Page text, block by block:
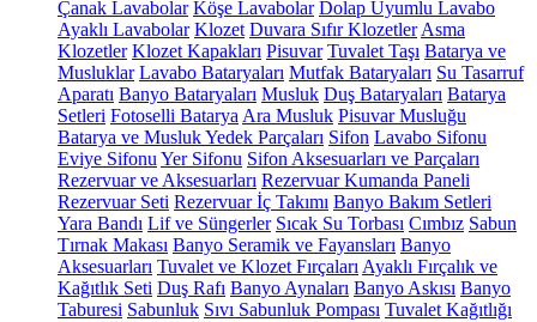
Çanak Lavabolar Köşe Lavabolar Dolap Uyumlu Lavabo
Ayaklı Lavabolar Klozet Duvara Sıfır Klozetler Asma
Klozetler Klozet Kapakları Pisuvar Tuvalet Taşı Batarya ve
Musluklar Lavabo Bataryaları Mutfak Bataryaları Su Tasarruf
Aparatı Banyo Bataryaları Musluk Duş Bataryaları Batarya
Setleri Fotoselli Batarya Ara Musluk Pisuvar Musluğu
Batarya ve Musluk Yedek Parçaları Sifon Lavabo Sifonu
Eviye Sifonu Yer Sifonu Sifon Aksesuarları ve Parçaları
Rezervuar ve Aksesuarları Rezervuar Kumanda Paneli
Rezervuar Seti Rezervuar İç Takımı Banyo Bakım Setleri
Yara Bandı Lif ve Süngerler Sıcak Su Torbası Cımbız Sabun
Tırnak Makası Banyo Seramik ve Fayansları Banyo
Aksesuarları Tuvalet ve Klozet Fırçaları Ayaklı Fırçalık ve
Kağıtlık Seti Duş Rafı Banyo Aynaları Banyo Askısı Banyo
Taburesi Sabunluk Sıvı Sabunluk Pompası Tuvalet Kağıtlığı